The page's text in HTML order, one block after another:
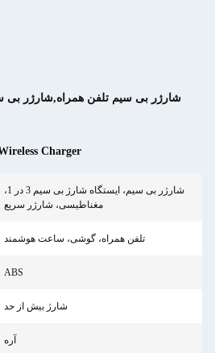
Charger
شارژر بی سیم، ایستگاه شارژ بی سیم 3 در 1،
مغناطیسی، شارژر سریع
تلفن همراه، گوشی، ساعت هوشمند
ABS
شارژ بیش از حد
آره